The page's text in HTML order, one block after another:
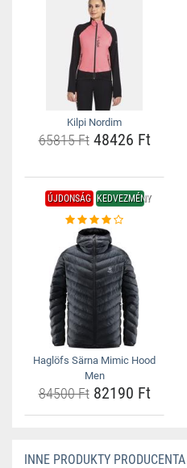
Kilpi Nordim
65815 Ft48426 Ft
ÚJDONSÁG KEDVEZMÉNY
Haglöfs Särna Mimic Hood
Men
84500 Ft82190 Ft
INNE PRODUKTY